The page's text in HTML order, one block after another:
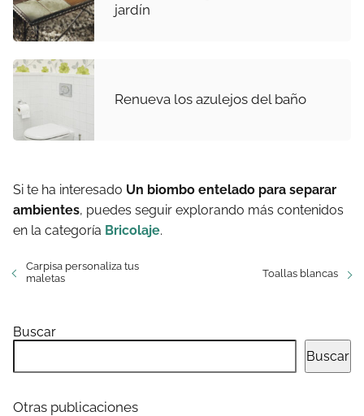
jardín
Renueva los azulejos del baño
Si te ha interesado Un biombo entelado para separar
ambientes, puedes seguir explorando más contenidos
en la categoría Bricolaje.
Carpisa personaliza tus
maletas
Toallas blancas
Buscar
Buscar
Otras publicaciones